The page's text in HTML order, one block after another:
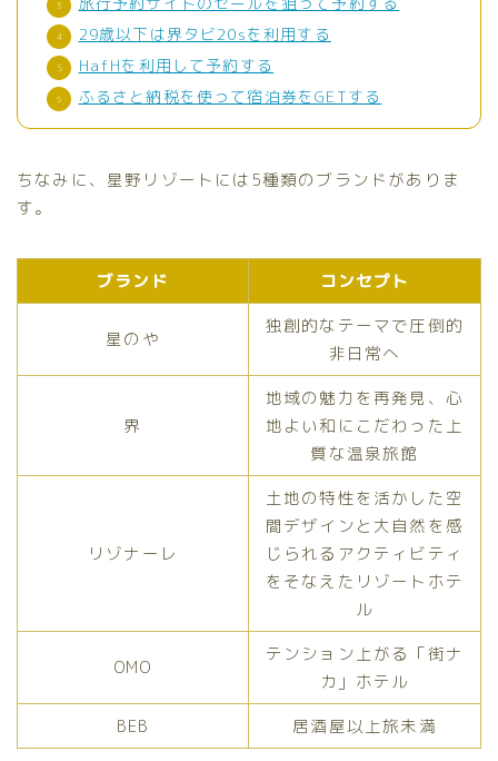
29歳以下は界タビ20sを利用する
HafHを利用して予約する
ふるさと納税を使って宿泊券をGETする
ちなみに、星野リゾートには5種類のブランドがありま
す。
ブランド コンセプト
星のや
独創的なテーマで圧倒的
非日常へ
界
地域の魅力を再発見、心
地よい和にこだわった上
質な温泉旅館
リゾナーレ
土地の特性を活かした空
間デザインと大自然を感
じられるアクティビティ
をそなえたリゾートホテ
ル
OMO
テンション上がる「街ナ
カ」ホテル
BEB
居酒屋以上旅未満